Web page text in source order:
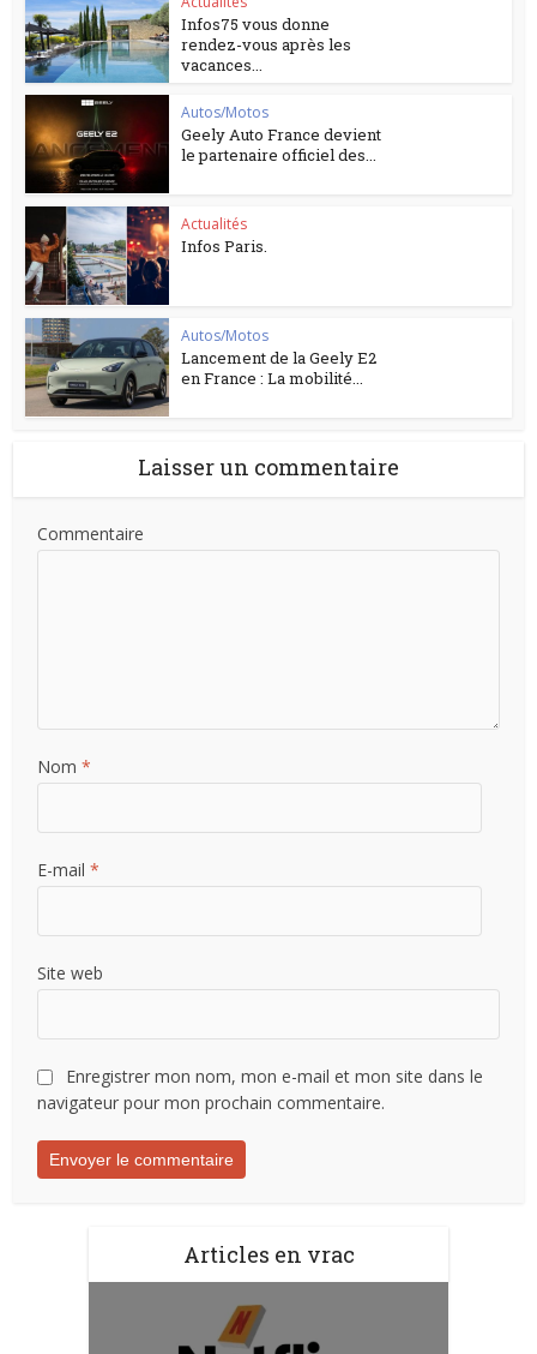
Infos75 vous donne
rendez-vous après les
vacances...
Autos/Motos
Geely Auto France devient
le partenaire officiel des...
Actualités
Infos Paris.
Autos/Motos
Lancement de la Geely E2
en France : La mobilité...
Laisser un commentaire
Commentaire
Nom*
E-mail*
Site web
Enregistrer mon nom, mon e-mail et mon site dans le
navigateur pour mon prochain commentaire.
Articles en vrac